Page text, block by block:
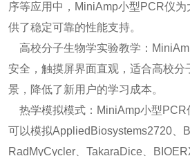
序等应用中，MiniAmp小型PCR仪
供了稳定可靠的性能支持。
高校分子生物学实验教学：
安全，触摸屏界面直观，适合高校分
景，降低了新用户的学习成本。
热学模拟模式：MiniAmp小型PCR
可以模拟AppliedBiosystems2720、
RadMyCycler、TakaraDice、